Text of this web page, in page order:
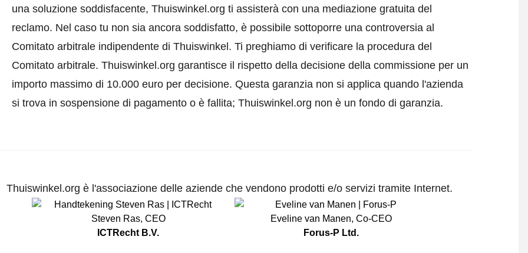
una soluzione soddisfacente, Thuiswinkel.org ti assisterà con una mediazione gratuita del
reclamo. Nel caso tu non sia ancora soddisfatto, è possibile sottoporre una controversia al
Comitato arbitrale indipendente di Thuiswinkel. Ti preghiamo di verificare la procedura del
Comitato arbitrale. Thuiswinkel.org garantisce il rispetto della decisione della commissione per un
importo massimo di 10.000 euro per decisione. Questa garanzia non si applica quando l'azienda
si trova in sospensione di pagamento o è fallita; Thuiswinkel.org non è un fondo di garanzia.
Thuiswinkel.org è l'associazione delle aziende che vendono prodotti e/o servizi tramite Internet.
Steven Ras, CEO
ICTRecht B.V.
Eveline van Manen, Co-CEO
Forus-P Ltd.